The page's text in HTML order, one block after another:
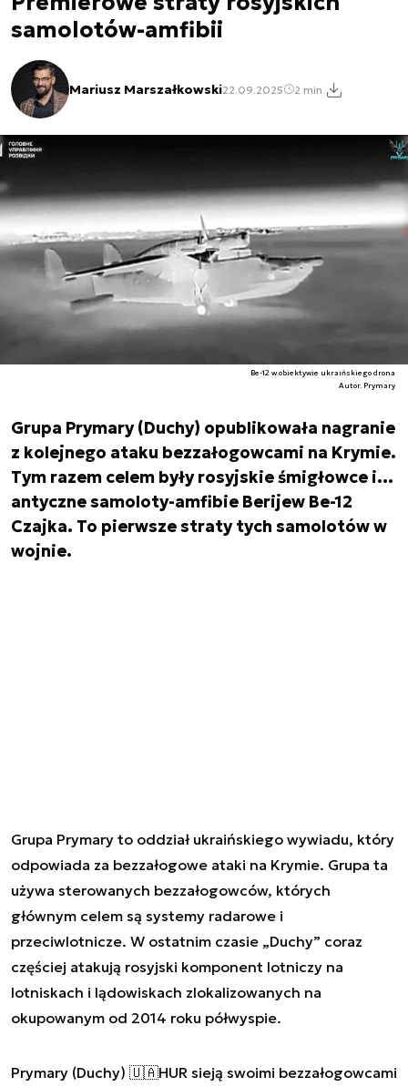
samolotów-amfibii
Mariusz Marszałkowski22.09.2025 2 min.
Be-12 w obiektywie ukraińskiego drona
Autor. Prymary
Grupa Prymary (Duchy) opublikowała nagranie
z kolejnego ataku bezzałogowcami na Krymie.
Tym razem celem były rosyjskie śmigłowce i…
antyczne samoloty-amfibie Berijew Be-12
Czajka. To pierwsze straty tych samolotów w
wojnie.
Grupa Prymary to oddział ukraińskiego wywiadu, który
odpowiada za bezzałogowe ataki na Krymie. Grupa ta
używa sterowanych bezzałogowców, których
głównym celem są systemy radarowe i
przeciwlotnicze. W ostatnim czasie „Duchy” coraz
częściej atakują rosyjski komponent lotniczy na
lotniskach i lądowiskach zlokalizowanych na
okupowanym od 2014 roku półwyspie.
Prymary (Duchy) 🇺🇦HUR sieją swoimi bezzałogowcami